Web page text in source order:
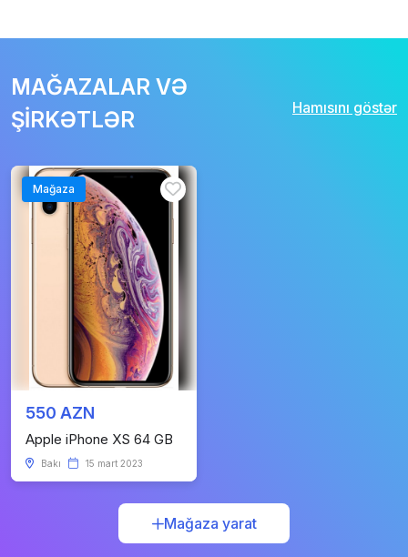
MAĞAZALAR VƏ
ŞİRKƏTLƏR
Hamısını göstər
Mağaza
550 AZN
Apple iPhone XS 64 GB
Bakı 15 mart 2023
Mağaza yarat